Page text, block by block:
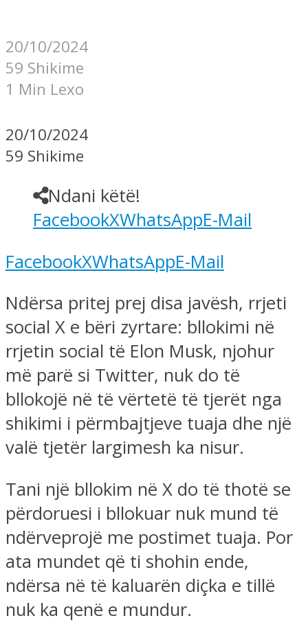
20/10/2024
59 Shikime
1 Min Lexo
20/10/2024
59 Shikime
Ndani këtë!
FacebookXWhatsAppE-Mail
FacebookXWhatsAppE-Mail
Ndërsa pritej prej disa javësh, rrjeti
social X e bëri zyrtare: bllokimi në
rrjetin social të Elon Musk, njohur
më parë si Twitter, nuk do të
bllokojë në të vërtetë të tjerët nga
shikimi i përmbajtjeve tuaja dhe një
valë tjetër largimesh ka nisur.
Tani një bllokim në X do të thotë se
përdoruesi i bllokuar nuk mund të
ndërveprojë me postimet tuaja. Por
ata mundet që ti shohin ende,
ndërsa në të kaluarën diçka e tillë
nuk ka qenë e mundur.